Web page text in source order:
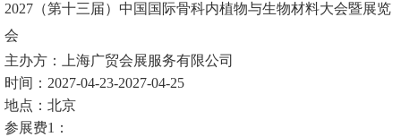
2027（第十三届）中国国际骨科内植物与生物材料大会暨展览
会
主办方：上海广贸会展服务有限公司
时间：2027-04-23-2027-04-25
地点：北京
参展费1：